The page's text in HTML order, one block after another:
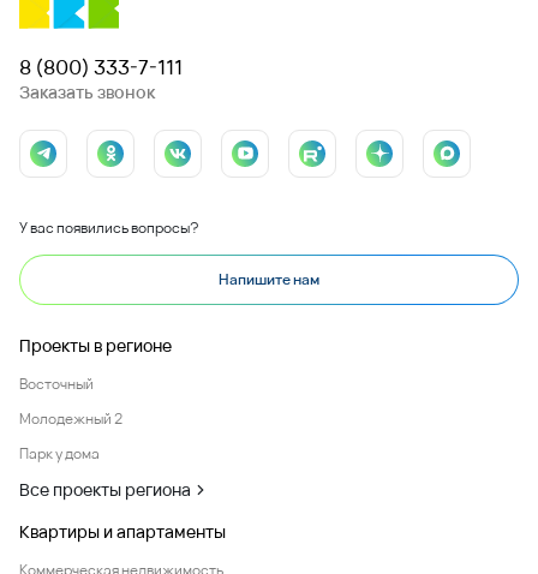
8 (800) 333-7-111
Заказать звонок
У вас появились вопросы?
Напишите нам
Проекты в регионе
Восточный
Молодежный 2
Парк у дома
Все проекты региона
Квартиры и апартаменты
Коммерческая недвижимость